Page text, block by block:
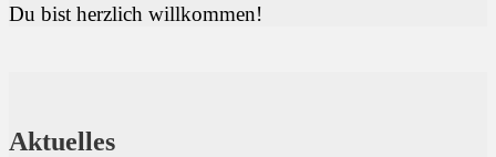
Du bist herzlich willkommen!
Aktuelles